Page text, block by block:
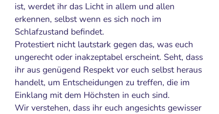
ist, werdet ihr das Licht in allem und allen
erkennen, selbst wenn es sich noch im
Schlafzustand befindet.
Protestiert nicht lautstark gegen das, was euch
ungerecht oder inakzeptabel erscheint. Seht, dass
ihr aus genügend Respekt vor euch selbst heraus
handelt, um Entscheidungen zu treffen, die im
Einklang mit dem Höchsten in euch sind.
Wir verstehen, dass ihr euch angesichts gewisser